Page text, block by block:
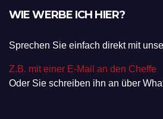
WIE WERBE ICH HIER?
Sprechen Sie einfach direkt mit
Z.B. mit einer E-Mail an den Cheffe
Oder Sie schreiben ihn an über